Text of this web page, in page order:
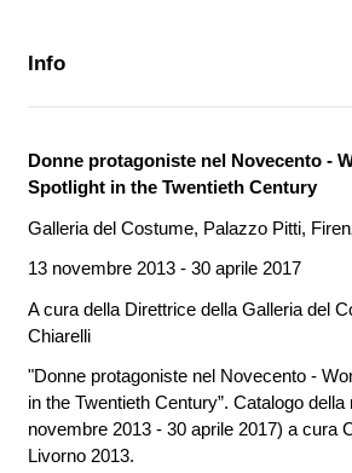
Info
Donne protagoniste nel Novecento -
Spotlight in the Twentieth Century
Galleria del Costume, Palazzo Pitti,
13 novembre 2013 - 30 aprile 2017
A cura della Direttrice della Galleria del
Chiarelli
"Donne protagoniste nel Novecento -
in the Twentieth Century”. Catalogo
novembre 2013 - 30 aprile 2017) a cura
Livorno 2013.